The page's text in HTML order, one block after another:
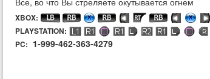
XBOX:
PLAYSTATION:
PC: 1-999-462-363-4279